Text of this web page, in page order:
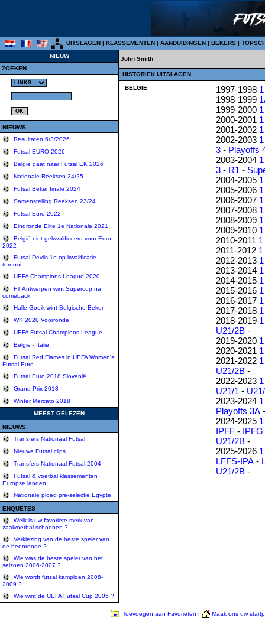
UITSLAGEN | KLASSEMENTEN | AANDUIDINGEN | BEKERS |
NIEUW
ZOEKEN
NIEUWS
Resultaten 6/3/2026
Futsal EURO 2026
België gaat naar Futsal EK 2026
Nationale Reeksen 24/25
Futsal Beker finale 2024
Samenstelling Reeksen 23/24
Futsal Euro 2022
Eindronde Elite 1e Nationale 2021
België niet gekwalificeerd voor Euro
2022
Futsal Devils 1e op kwalificatie
tornooi
UEFA Champions League 2020
FT Antwerpen wint Supercup na
comeback
Halle-Gooik wint Belgische Beker
WK 2020 Voorronde
UEFA Futsal Champions League
België - Italië
Futsal Red Flames in UEFA Women's
Futsal Euro
Futsal Euro 2018 Slovenië
Grand Prix 2018
Winter Mercato 2018
MEEST GELEZEN
NIEUWS
Transfers Nationaal Futsal
Nieuwe Futsal clips
Transfers Nationaal Futsal 2004
Futsal & voetbal klassementen
Europse landen
Nationale ploeg pre-selectie Egypte
ENQUETES
Welk is uw favoriete merk van
zaalvoetbal schoenen ?
Verkiezing van de beste speler van
de heenronde ?
Wie was de beste speler van het
seizoen 2006-2007 ?
Wie wordt futsal kampioen 2008-
2009 ?
Wie wint de UEFA Futsal Cup 2005 ?
John Smith
HISTORIEK UITSLAGEN
BELGIE 1997-1998 1
1998-1999
1999-2000 1
2000-2001 1
2001-2002 1
2002-2003 1
3 - Playoffs
2003-2004 1
3 - R1 -
2004-2005 1
2005-2006 1
2006-2007 1
2007-2008 1
2008-2009 1
2009-2010 1
2010-2011 1
2011-2012 1
2012-2013 1
2013-2014 1
2014-2015 1
2015-2016 1
2016-2017 1
2017-2018 1
2018-2019 1
U21/2B -
2019-2020 1
2020-2021 1
2021-2022 1
U21/2B -
2022-2023 1
U21/1 -
2023-2024 1
Playoffs 3A
2024-2025 1
IPFF - IPFG
U21/2B -
2025-2026 1
LFFS-IPA -
U21/2B -
Toevoegen aan Favorieten | Maak ons uw